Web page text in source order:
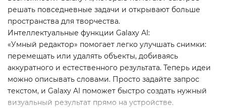
решать повседневные задачи и открывают больше
пространства для творчества.
Интеллектуальные функции Galaxy AI:
«Умный редактор» помогает легко улучшать снимки:
перемещать или удалять объекты, добиваясь
аккуратного и естественного результата. Теперь идеи
можно описывать словами. Просто задайте запрос
текстом, и Galaxy AI поможет быстро создать нужный
визуальный результат прямо на устройстве.